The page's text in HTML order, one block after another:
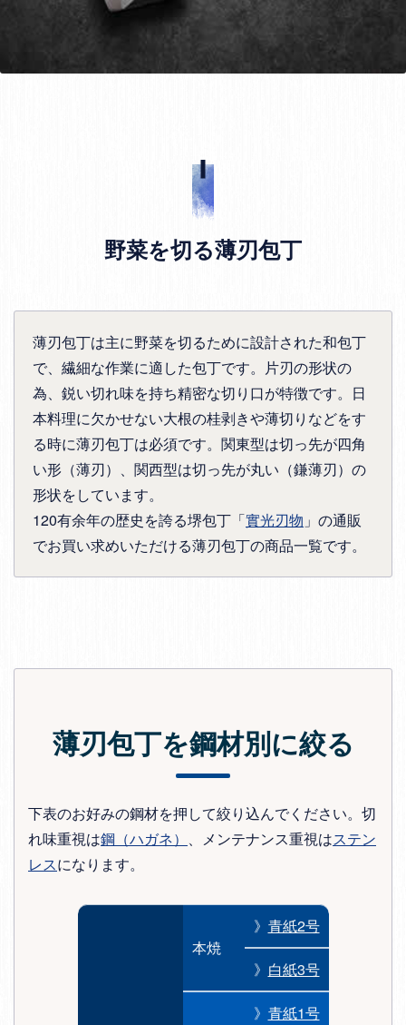
野菜を切る薄刃包丁
薄刃包丁は主に野菜を切るために設計された和包丁
で、繊細な作業に適した包丁です。片刃の形状の
為、鋭い切れ味を持ち精密な切り口が特徴です。日
本料理に欠かせない大根の桂剥きや薄切りなどをす
る時に薄刃包丁は必須です。関東型は切っ先が四角
い形（薄刃）、関西型は切っ先が丸い（鎌薄刃）の
形状をしています。
120有余年の歴史を誇る堺包丁「實光刃物 」の通販
でお買い求めいただける薄刃包丁の商品一覧です。
薄刃包丁を鋼材別に絞る
下表のお好みの鋼材を押して絞り込んでください。切
れ味重視は鋼（ハガネ） 、メンテナンス重視はステン
レスになります。
本焼
》 青紙2号
》 白紙3号
》 青紙1号